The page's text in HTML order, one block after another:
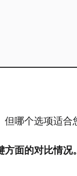
哪个选项适合
面的对比情况。